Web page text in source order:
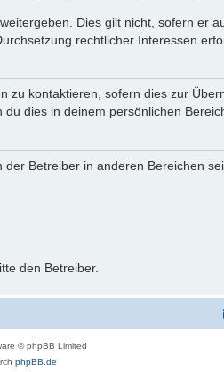
Dies gilt nicht, sofern er
rechtlicher Interessen
kontaktieren, sofern dies zur
dies in deinem persönlichen
Betreiber in anderen Bereichen
den Betreiber.
© phpBB Limited
phpBB.de